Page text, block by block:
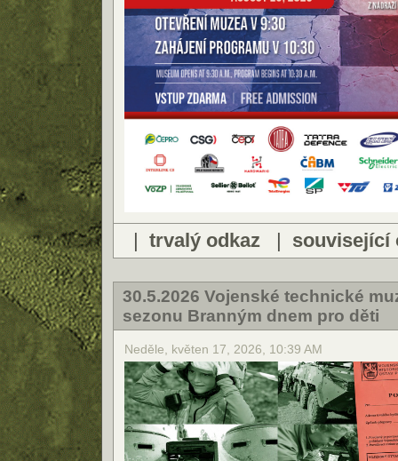
| trvalý odkaz | související
30.5.2026 Vojenské technické
sezonu Branným dnem pro děti
Neděle, květen 17, 2026, 10:39 AM